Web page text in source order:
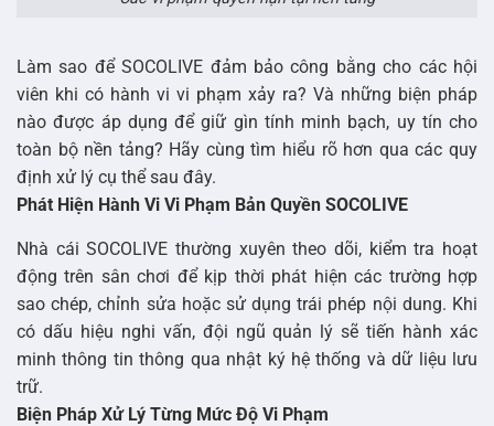
Làm sao để SOCOLIVE đảm bảo công bằng cho các hội
viên khi có hành vi vi phạm xảy ra? Và những biện pháp
nào được áp dụng để giữ gìn tính minh bạch, uy tín cho
toàn bộ nền tảng? Hãy cùng tìm hiểu rõ hơn qua các quy
định xử lý cụ thể sau đây.
Phát Hiện Hành Vi Vi Phạm Bản Quyền SOCOLIVE
Nhà cái SOCOLIVE thường xuyên theo dõi, kiểm tra hoạt
động trên sân chơi để kịp thời phát hiện các trường hợp
sao chép, chỉnh sửa hoặc sử dụng trái phép nội dung. Khi
có dấu hiệu nghi vấn, đội ngũ quản lý sẽ tiến hành xác
minh thông tin thông qua nhật ký hệ thống và dữ liệu lưu
trữ.
Biện Pháp Xử Lý Từng Mức Độ Vi Phạm